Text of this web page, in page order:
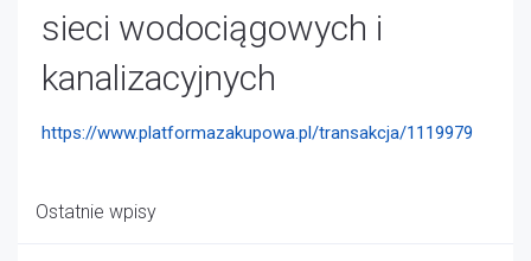
sieci wodociągowych i
kanalizacyjnych
https://www.platformazakupowa.pl/transakcja/1119979
Ostatnie wpisy